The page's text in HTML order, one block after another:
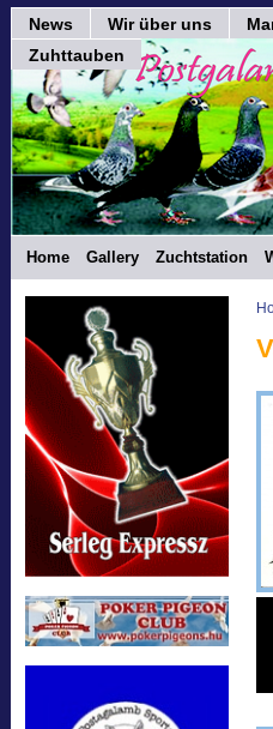
News Wir über uns
Zuhttauben
Home Gallery Zuchtstation